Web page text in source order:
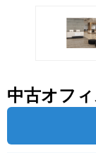
中古オフ